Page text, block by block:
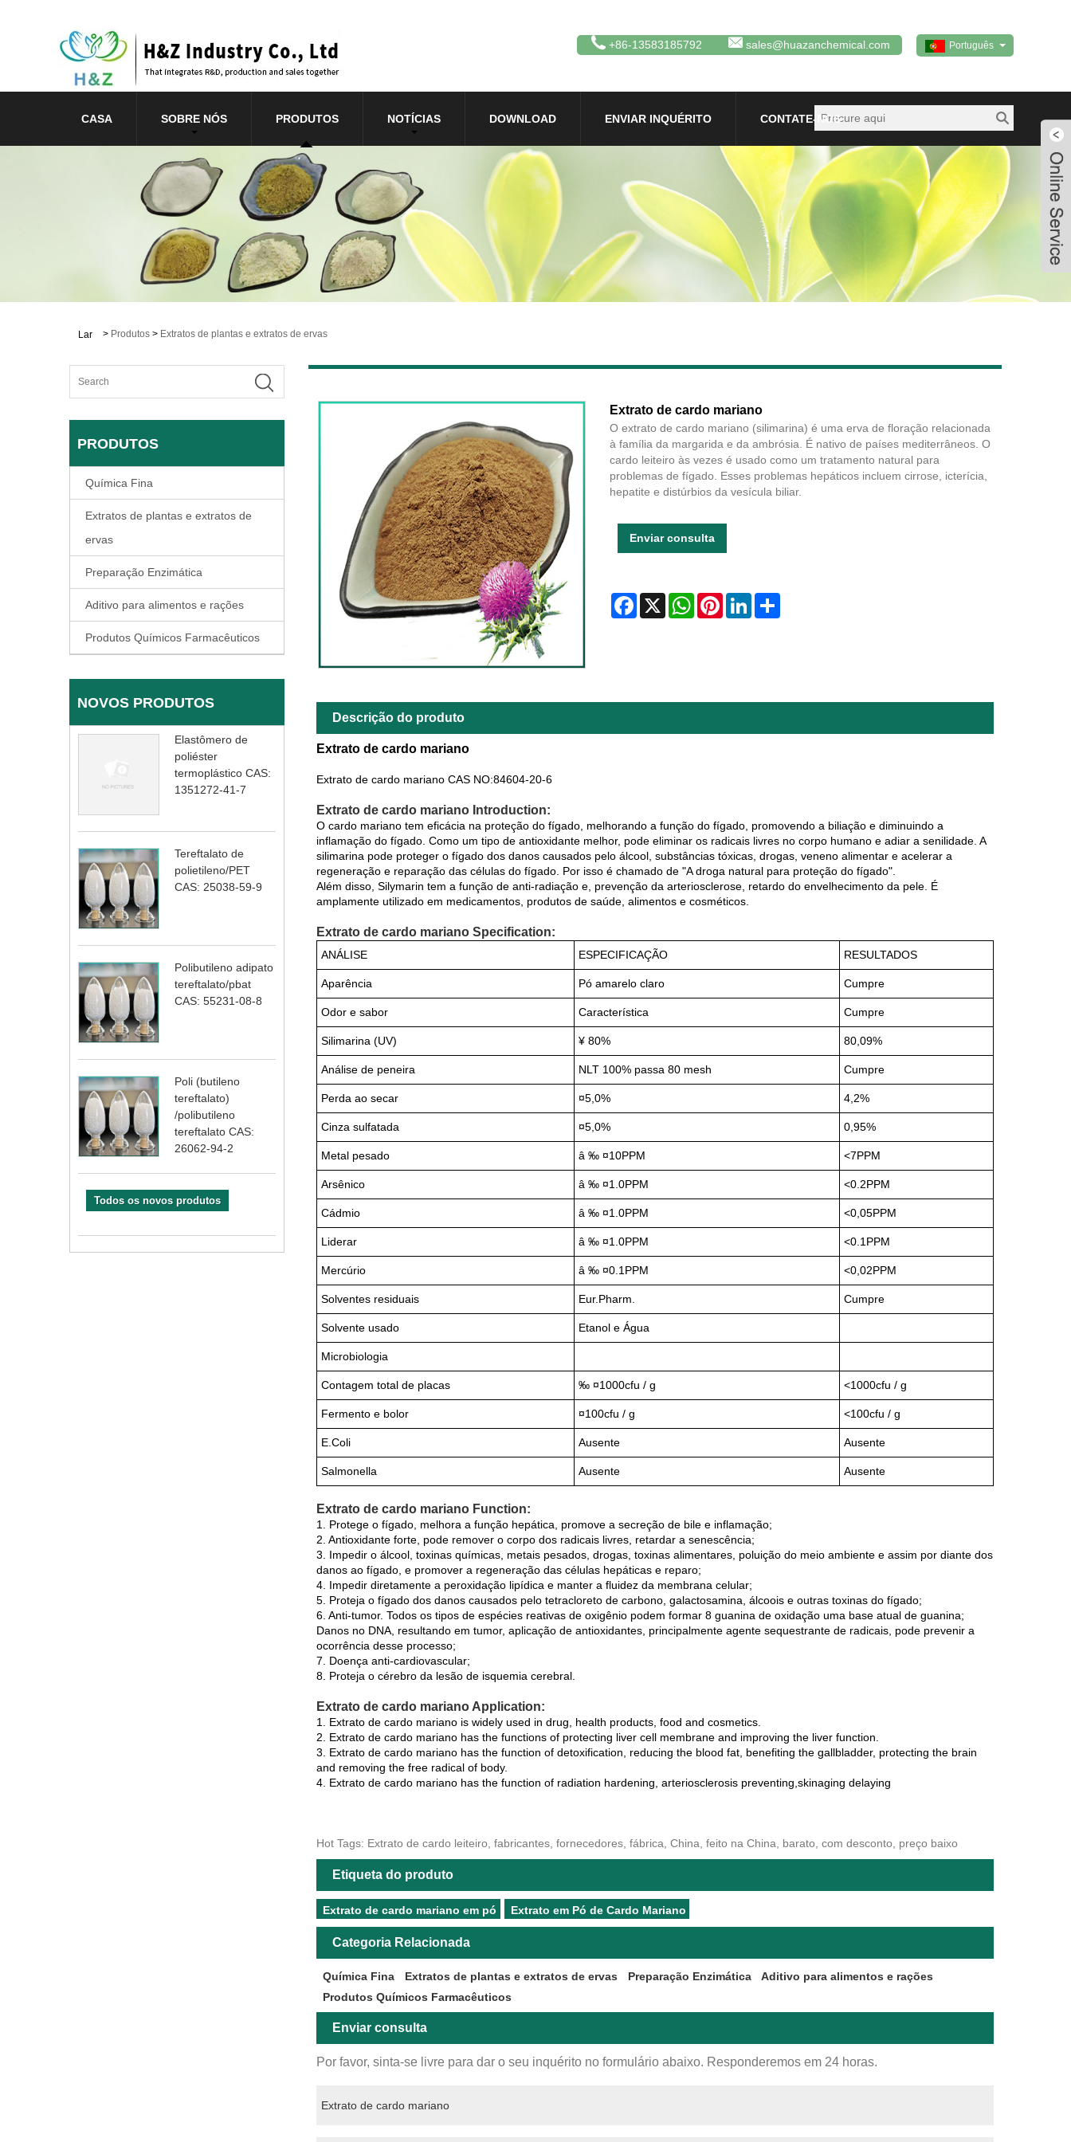
Português
+86-13583185792 sales@huazanchemical.com
CASA SOBRE NÓS PRODUTOS NOTÍCIAS DOWNLOAD ENVIAR INQUÉRITO CONTATE-NOS
Lar > Produtos > Extratos de plantas e extratos de ervas
PRODUTOS
Química Fina
Extratos de plantas e extratos de
ervas
Preparação Enzimática
Aditivo para alimentos e rações
Produtos Químicos Farmacêuticos
NOVOS PRODUTOS
Elastômero de
poliéster
termoplástico CAS:
1351272-41-7
Tereftalato de
polietileno/PET
CAS: 25038-59-9
Polibutileno adipato
tereftalato/pbat
CAS: 55231-08-8
Poli (butileno
tereftalato)
/polibutileno
tereftalato CAS:
26062-94-2
Todos os novos produtos
Extrato de cardo mariano
O extrato de cardo mariano (silimarina) é uma erva de floração relacionada
à família da margarida e da ambrósia. É nativo de países mediterrâneos. O
cardo leiteiro às vezes é usado como um tratamento natural para
problemas de fígado. Esses problemas hepáticos incluem cirrose, icterícia,
hepatite e distúrbios da vesícula biliar.
Enviar consulta
Facebook
X WhatsAppPinterestLinkedInShare
Descrição do produto
Extrato de cardo mariano
Extrato de cardo mariano CAS NO:84604-20-6
Extrato de cardo mariano Introduction:
O cardo mariano tem eficácia na proteção do fígado, melhorando a função do fígado, promovendo a biliação e diminuindo a
inflamação do fígado. Como um tipo de antioxidante melhor, pode eliminar os radicais livres no corpo humano e adiar a senilidade. A
silimarina pode proteger o fígado dos danos causados ​​pelo álcool, substâncias tóxicas, drogas, veneno alimentar e acelerar a
regeneração e reparação das células do fígado. Por isso é chamado de "A droga natural para proteção do fígado".
Além disso, Silymarin tem a função de anti-radiação e, prevenção da arteriosclerose, retardo do envelhecimento da pele. É
amplamente utilizado em medicamentos, produtos de saúde, alimentos e cosméticos.
Extrato de cardo mariano Specification:
ANÁLISE ESPECIFICAÇÃO RESULTADOS
Aparência Pó amarelo claro Cumpre
Odor e sabor Característica Cumpre
Silimarina (UV) ¥ 80% 80,09%
Análise de peneira NLT 100% passa 80 mesh Cumpre
Perda ao secar ¤5,0% 4,2%
Cinza sulfatada ¤5,0% 0,95%
Metal pesado â ‰ ¤10PPM <7PPM
Arsênico â ‰ ¤1.0PPM <0.2PPM
Cádmio â ‰ ¤1.0PPM <0,05PPM
Liderar â ‰ ¤1.0PPM <0.1PPM
Mercúrio â ‰ ¤0.1PPM <0,02PPM
Solventes residuais Eur.Pharm. Cumpre
Solvente usado Etanol e Água
Microbiologia
Contagem total de placas ‰ ¤1000cfu / g <1000cfu / g
Fermento e bolor ¤100cfu / g <100cfu / g
E.Coli Ausente Ausente
Salmonella Ausente Ausente
Extrato de cardo mariano Function:
1. Protege o fígado, melhora a função hepática, promove a secreção de bile e inflamação;
2. Antioxidante forte, pode remover o corpo dos radicais livres, retardar a senescência;
3. Impedir o álcool, toxinas químicas, metais pesados, drogas, toxinas alimentares, poluição do meio ambiente e assim por diante dos
danos ao fígado, e promover a regeneração das células hepáticas e reparo;
4. Impedir diretamente a peroxidação lipídica e manter a fluidez da membrana celular;
5. Proteja o fígado dos danos causados ​​pelo tetracloreto de carbono, galactosamina, álcoois e outras toxinas do fígado;
6. Anti-tumor. Todos os tipos de espécies reativas de oxigênio podem formar 8 guanina de oxidação uma base atual de guanina;
Danos no DNA, resultando em tumor, aplicação de antioxidantes, principalmente agente sequestrante de radicais, pode prevenir a
ocorrência desse processo;
7. Doença anti-cardiovascular;
8. Proteja o cérebro da lesão de isquemia cerebral.
Extrato de cardo mariano Application:
1. Extrato de cardo mariano is widely used in drug, health products, food and cosmetics.
2. Extrato de cardo mariano has the functions of protecting liver cell membrane and improving the liver function.
3. Extrato de cardo mariano has the function of detoxification, reducing the blood fat, benefiting the gallbladder, protecting the brain
and removing the free radical of body.
4. Extrato de cardo mariano has the function of radiation hardening, arteriosclerosis preventing,skinaging delaying
Hot Tags: Extrato de cardo leiteiro, fabricantes, fornecedores, fábrica, China, feito na China, barato, com desconto, preço baixo
Etiqueta do produto
Extrato de cardo mariano em pó Extrato em Pó de Cardo Mariano
Categoria Relacionada
Química Fina Extratos de plantas e extratos de ervas Preparação Enzimática
Aditivo para alimentos e rações
Produtos Químicos Farmacêuticos
Enviar consulta
Por favor, sinta-se livre para dar o seu inquérito no formulário abaixo. Responderemos em 24 horas.